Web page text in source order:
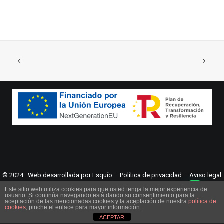
© 2024. Web desarrollada porEsquío – Política de privacidad – Aviso legal
Este sitio web utiliza cookies para que usted tenga la mejor experiencia de
usuario. Si continúa navegando está dando su consentimiento para la
aceptación de las mencionadas cookies y la aceptación de nuestra política de
cookies, pinche el enlace para mayor información.
ACEPTAR